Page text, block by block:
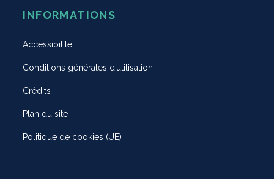
INFORMATIONS
Accessibilité
Conditions générales d’utilisation
Crédits
Plan du site
Politique de cookies (UE)